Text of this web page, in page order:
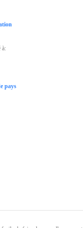
à:
pays